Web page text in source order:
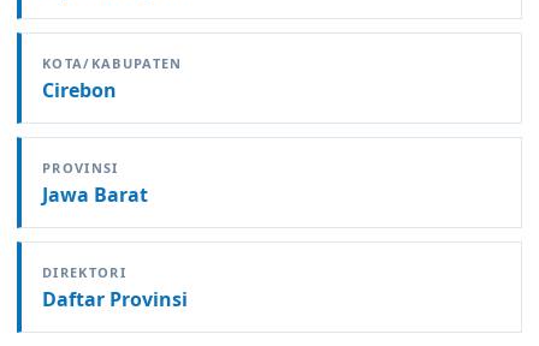
KOTA/KABUPATEN
Cirebon
PROVINSI
Jawa Barat
DIREKTORI
Daftar Provinsi